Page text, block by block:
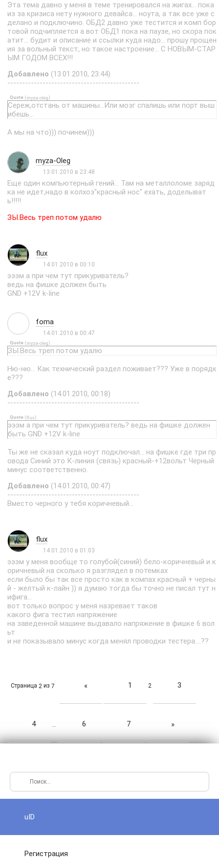
Эта тема давно у меня в теме тренировался на жигах... пока
из за кризиса нету нужного девайса... ноута, а так все уже с
делано и подключино. ОБД2 давно уже тестится и комп бор
товой подчипляется а вот ОБД1 пока на паузе, но скора пок
атит... будит и описание и ссылки куда надо... прошу прощен
ия за вольный текст, но такое настроение... С НОВЫМ-СТАР
ЫМ ГОДОМ ВСЕХ!!!
Добавлено (13.01.2010, 23:44)
---------------------------------------------
Quote (myza-oleg)
Сереж,отстань от машины...Или мозг спалишь или порт выш
ибешь...
А мы на что))) починем)))
myza-Oleg
13.01.2010 в 23:48
Еще один компьютерный гений... Там на металлоломе заряд
ка не идет,надо в колхоз"красный нос" ехать, доделыват
ь!!!!!
ЗЫ.Весь треп потом удалю
flux
14.01.2010 в 00:10
эээм а при чем тут прикуриватель?
ведь на фишке должен быть
GND +12V k-line
foma
14.01.2010 в 00:47
Quote (myza-oleg)
ЗЫ.Весь треп потом удалю
Ню-ню... Как технический раздел поживает??? Уже в порядк
е???
Добавлено (14.01.2010, 00:18)
---------------------------------------------
Quote (flux)
эээм а при чем тут прикуриватель? ведь на фишке должен
быть GND +12V k-line
Ты же не сказал куда ноут подключал... на фишке где три пр
овода Синий это К-линия (связь) красный-+12вольт Черный
минус соответственно.
Добавлено (14.01.2010, 00:47)
---------------------------------------------
Вместо черного у тебя коричневый...
flux
14.01.2010 в 01:03
эээм у меня вообще то голубой(синий) бело-коричневый и к
оричневый на сколько я разглядел в потемках
если было бы так все просто как в компах красный + черны
й - желтый к-лайн )) я думаю тогда бы точно не писал тут н
ифига...
вот только вопрос у меня назревает таков
какого фига тестил напряжение
на заведенной машине выдавало напряжение в фишке 6 вол
ьт
и не показывало минус когда менял проводки тестера....??
Страница 2 из 7 « 1 2 3
4 … 6 7 »
uID
Регистрация